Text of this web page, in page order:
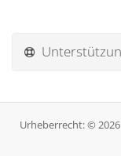
Urheberrecht: ©